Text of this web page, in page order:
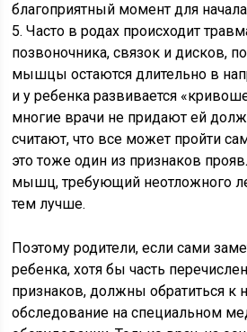
благоприятный момент для
5. Часто в родах происходит
позвоночника, связок и дисков,
мышцы остаются длительно в
и у ребенка развивается
многие врачи не придают ей
считают, что все может пройти
это тоже один из признаков
мышц, требующий неотложного
тем лучше.
Поэтому родители, если сами
ребенка, хотя бы часть
признаков, должны обратиться к
обследование на специальном